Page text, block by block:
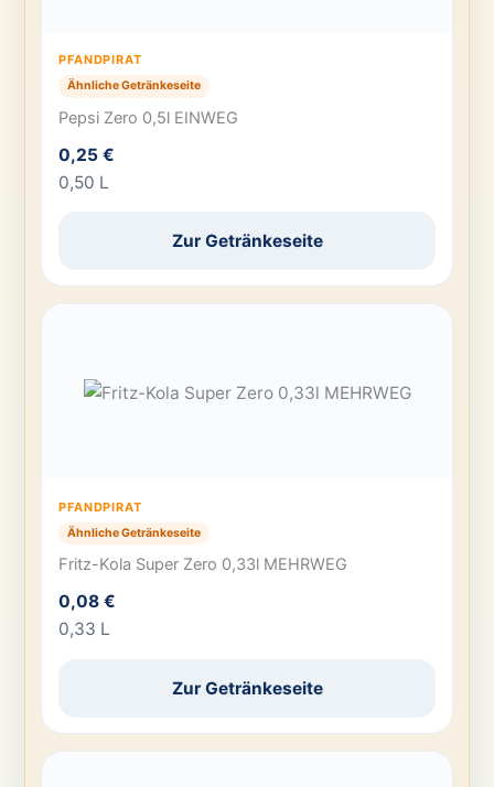
PFANDPIRAT
Ähnliche Getränkeseite
Pepsi Zero 0,5l EINWEG
0,25 €
0,50 L
Zur Getränkeseite
PFANDPIRAT
Ähnliche Getränkeseite
Fritz-Kola Super Zero 0,33l MEHRWEG
0,08 €
0,33 L
Zur Getränkeseite